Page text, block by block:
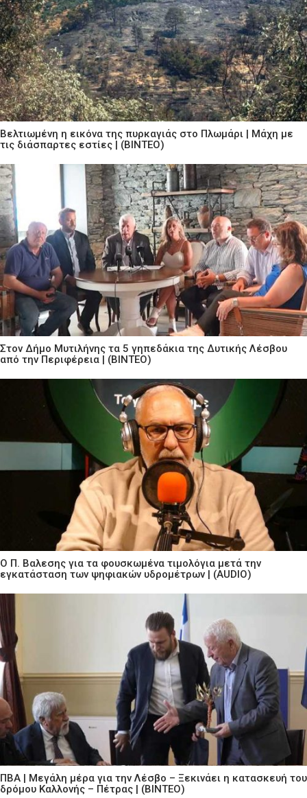
Βελτιωμένη η εικόνα της πυρκαγιάς στο Πλωμάρι | Μάχη με
τις διάσπαρτες εστίες | (ΒΙΝΤΕΟ)
Στον Δήμο Μυτιλήνης τα 5 γηπεδάκια της Δυτικής Λέσβου
από την Περιφέρεια | (ΒΙΝΤΕΟ)
Ο Π. Βαλεσης για τα φουσκωμένα τιμολόγια μετά την
εγκατάσταση των ψηφιακών υδρομέτρων | (AUDIO)
ΠΒΑ | Μεγάλη μέρα για την Λέσβο – Ξεκινάει η κατασκευή του
δρόμου Καλλονής – Πέτρας | (ΒΙΝΤΕΟ)